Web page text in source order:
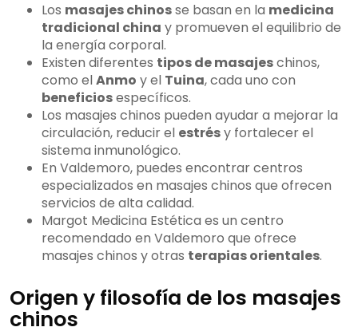
Los masajes chinosse basan en la medicina
tradicional china y promueven el equilibrio de
la energía corporal.
Existen diferentes tipos de masajeschinos,
como elAnmo y el Tuina, cada uno con
beneficiosespecíficos.
Los masajes chinos pueden ayudar a mejorar la
circulación, reducir el estrésy fortalecer el
sistema inmunológico.
En Valdemoro, puedes encontrar centros
especializados en masajes chinos que ofrecen
servicios de alta calidad.
Margot Medicina Estética es un centro
recomendado en Valdemoro que ofrece
masajes chinos y otras terapias orientales.
Origen y filosofía de los masajes
chinos